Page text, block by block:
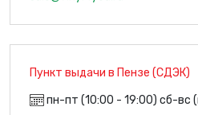
Пункт выдачи в Пензе (СДЭК)
пн-пт (10:00 - 19:00) сб-вс